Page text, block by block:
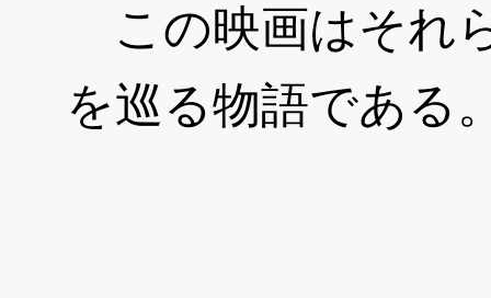
この映画はそれ
を巡る物語である